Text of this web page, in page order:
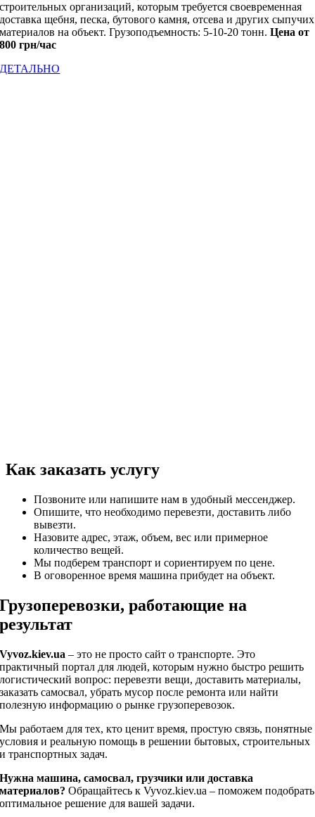
строительных организаций, которым требуется своевременная
доставка щебня, песка, бутового камня, отсева и других сыпучих
материалов на объект. Грузоподъемность: 5-10-20 тонн.Цена от
800 грн/час
ДЕТАЛЬНО
Как заказать услугу
Позвоните или напишите нам в удобный мессенджер.
Опишите, что необходимо перевезти, доставить либо
вывезти.
Назовите адрес, этаж, объем, вес или примерное
количество вещей.
Мы подберем транспорт и сориентируем по цене.
В оговоренное время машина прибудет на объект.
Грузоперевозки, работающие на
результат
Vyvoz.kiev.ua – это не просто сайт о транспорте. Это
практичный портал для людей, которым нужно быстро решить
логистический вопрос: перевезти вещи, доставить материалы,
заказать самосвал, убрать мусор после ремонта или найти
полезную информацию о рынке грузоперевозок.
Мы работаем для тех, кто ценит время, простую связь, понятные
условия и реальную помощь в решении бытовых, строительных
и транспортных задач.
Нужна машина, самосвал, грузчики или доставка
материалов? Обращайтесь к Vyvoz.kiev.ua – поможем подобрать
оптимальное решение для вашей задачи.